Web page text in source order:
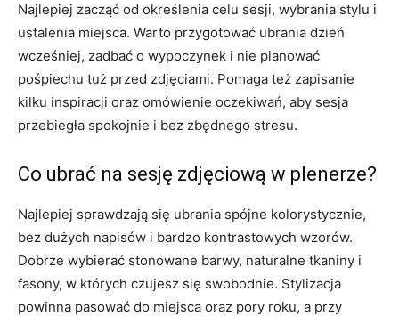
Najlepiej zacząć od określenia celu sesji, wybrania stylu i
ustalenia miejsca. Warto przygotować ubrania dzień
wcześniej, zadbać o wypoczynek i nie planować
pośpiechu tuż przed zdjęciami. Pomaga też zapisanie
kilku inspiracji oraz omówienie oczekiwań, aby sesja
przebiegła spokojnie i bez zbędnego stresu.
Co ubrać na sesję zdjęciową w plenerze?
Najlepiej sprawdzają się ubrania spójne kolorystycznie,
bez dużych napisów i bardzo kontrastowych wzorów.
Dobrze wybierać stonowane barwy, naturalne tkaniny i
fasony, w których czujesz się swobodnie. Stylizacja
powinna pasować do miejsca oraz pory roku, a przy